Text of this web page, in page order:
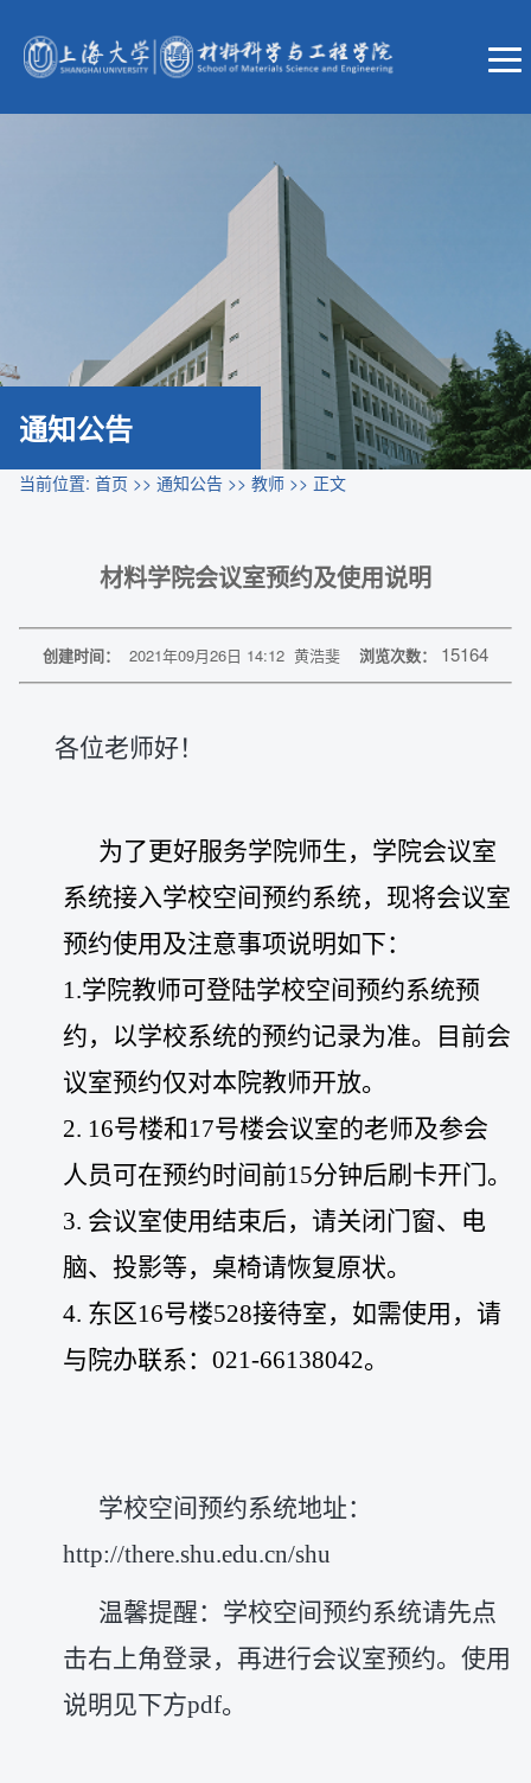
通知公告
当前位置: 首页 >> 通知公告 >> 教师 >> 正文
材料学院会议室预约及使用说明
创建时间： 2021年09月26日 14:12 黄浩斐 浏览次数： 15164
各位老师好！
为了更好服务学院师生，学院会议室
系统接入学校空间预约系统，现将会议室
预约使用及注意事项说明如下：
1.学院教师可登陆学校空间预约系统预
约，以学校系统的预约记录为准。目前会
议室预约仅对本院教师开放。
2. 16号楼和17号楼会议室的老师及参会
人员可在预约时间前15分钟后刷卡开门。
3. 会议室使用结束后，请关闭门窗、电
脑、投影等，桌椅请恢复原状。
4. 东区16号楼528接待室，如需使用，请
与院办联系：021-66138042。
学校空间预约系统地址：
http://there.shu.edu.cn/shu
温馨提醒： 学校空间预约系统请先点
击右上角登录，再进行会议室预约。使用
说明见下方pdf。